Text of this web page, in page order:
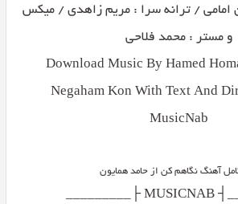
امامی / ترانه سرا : مریم زاهدی / میکس
و مستر : محمد فلاحی
Download Music By Hamed
Negaham Kon With Text And
MusicNab
آهنگ نگاهم کن از حامد همایون